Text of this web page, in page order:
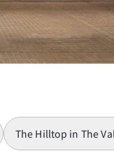
The Hilltop in The